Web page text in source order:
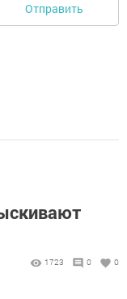
Отправить
1723 0 0